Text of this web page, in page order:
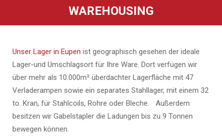
WAREHOUSING
Unser Lager in Eupen ist geographisch gesehen der ideale
Lager-und Umschlagsort für Ihre Ware. Dort verfügen wir
über mehr als 10.000m² überdachter Lagerfläche mit 47
Verladerampen sowie ein separates Stahllager, mit einem 32
to. Kran, für Stahlcoils, Rohre oder Bleche. Außerdem
besitzen wir Gabelstapler die Ladungen bis zu 9 Tonnen
bewegen können.